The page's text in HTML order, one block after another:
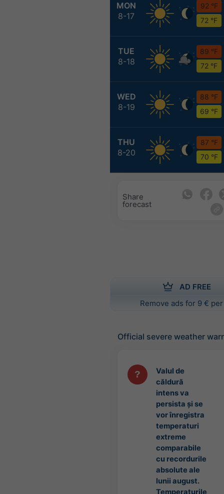
MON
8-17
92 °F
72 °F
TUE
8-18
89 °F
72 °F
WED
8-19
88 °F
69 °F
THU
8-20
87 °F
70 °F
Share
forecast
AD FREE
Remove ads for 9 €
Official severe weather
Valul de
căldură
intens va
persista și se
vor înregistra
temperaturi
extreme
comparabile
cu recordurile
absolute ale
lunii august.
Temperaturile